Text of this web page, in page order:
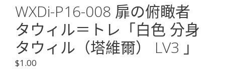
WXDi-P16-008 扉の俯瞰者
タウィル＝トレ「白色 分身
タウィル（塔維爾） LV3 」
$1.00